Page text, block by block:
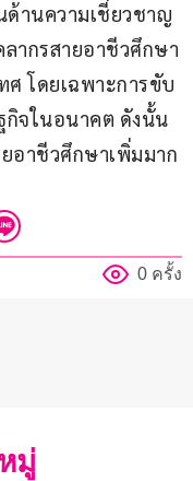
ด้านความเชี่ยวชาญ
ากรสายอาชีวศึกษา
โดยเฉพาะการขับ
กิจในอนาคต ดังนั้น
อาชีวศึกษาเพิ่มมาก
0 ครั้ง
มู่